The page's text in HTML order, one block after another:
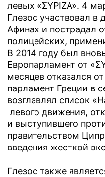
левых «ΣΥΡΙΖΑ». 4
Глезос участвовал в
Афинах и пострадал
полицейских,
В 2014 году был
Европарламент от
месяцев отказался
парламент Греции в
возглавлял список
левого движения,
и выступившего
правительством
введения жесткой
Глезос также